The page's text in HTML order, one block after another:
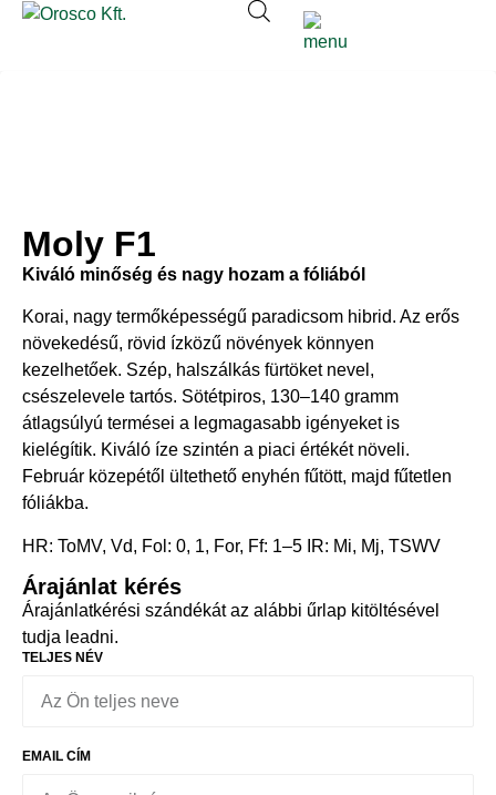
Moly F1
Kiváló minőség és nagy hozam a fóliából
Korai, nagy termőképességű paradicsom hibrid. Az erős
növekedésű, rövid ízközű növények könnyen
kezelhetőek. Szép, halszálkás fürtöket nevel,
csészelevele tartós. Sötétpiros, 130–140 gramm
átlagsúlyú termései a legmagasabb igényeket is
kielégítik. Kiváló íze szintén a piaci értékét növeli.
Február közepétől ültethető enyhén fűtött, majd fűtetlen
fóliákba.
HR: ToMV, Vd, Fol: 0, 1, For, Ff: 1–5 IR: Mi, Mj, TSWV
Árajánlat kérés
Árajánlatkérési szándékát az alábbi űrlap kitöltésével
tudja leadni.
TELJES NÉV
EMAIL CÍM